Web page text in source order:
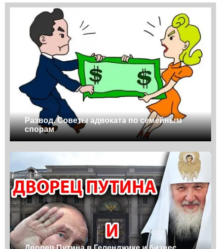
Развод. Советы адвоката по семейным
спорам